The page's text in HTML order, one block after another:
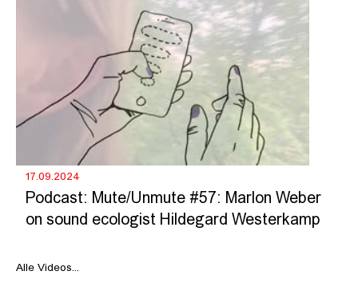
17.09.2024
Podcast: Mute/Unmute #57: Marlon Weber
on sound ecologist Hildegard Westerkamp
Alle Videos...